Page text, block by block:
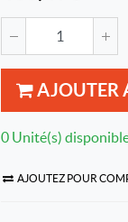
AJOUTER
0 Unité(s)
AJOUTEZ POUR